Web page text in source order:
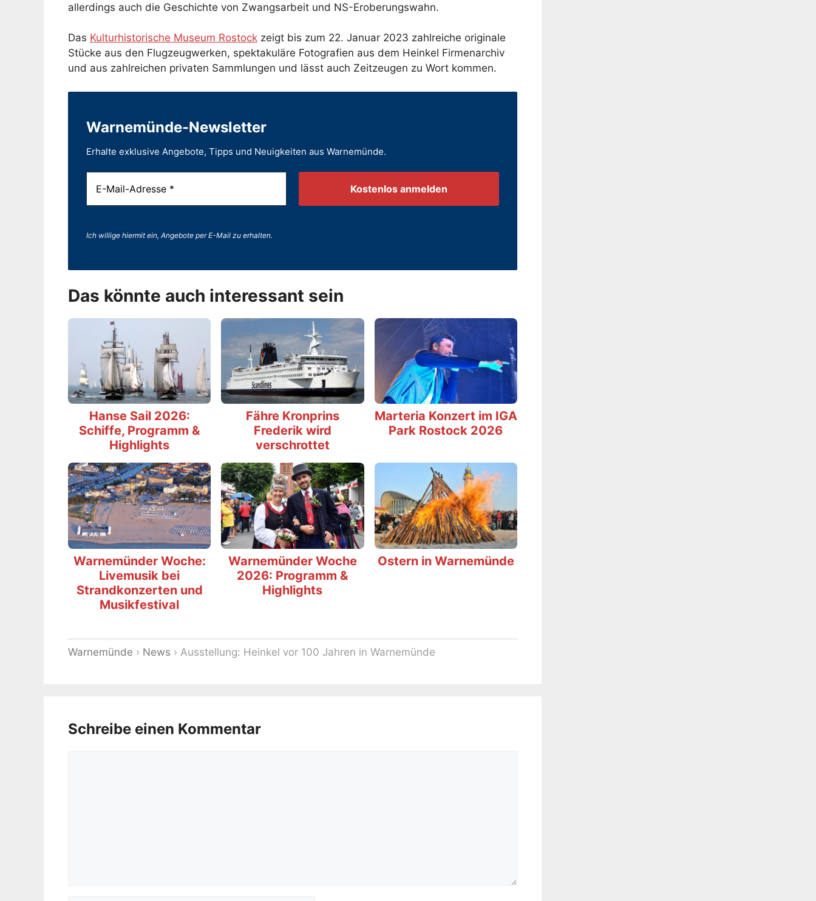
allerdings auch die Geschichte von Zwangsarbeit und NS-Eroberungswahn.
Das Kulturhistorische Museum Rostock zeigt bis zum 22. Januar 2023 zahlreiche originale
Stücke aus den Flugzeugwerken, spektakuläre Fotografien aus dem Heinkel Firmenarchiv
und aus zahlreichen privaten Sammlungen und lässt auch Zeitzeugen zu Wort kommen.
Warnemünde-Newsletter
Erhalte exklusive Angebote, Tipps und Neuigkeiten aus Warnemünde.
Ich willige hiermit ein, Angebote per E-Mail zu erhalten.
Das könnte auch interessant sein
Hanse Sail 2026:
Schiffe, Programm &
Highlights
Fähre Kronprins
Frederik wird
verschrottet
Marteria Konzert im IGA
Park Rostock 2026
Warnemünder Woche:
Livemusik bei
Strandkonzerten und
Musikfestival
Warnemünder Woche
2026: Programm &
Highlights
Ostern in Warnemünde
Warnemünde › News › Ausstellung: Heinkel vor 100 Jahren in Warnemünde
Schreibe einen Kommentar